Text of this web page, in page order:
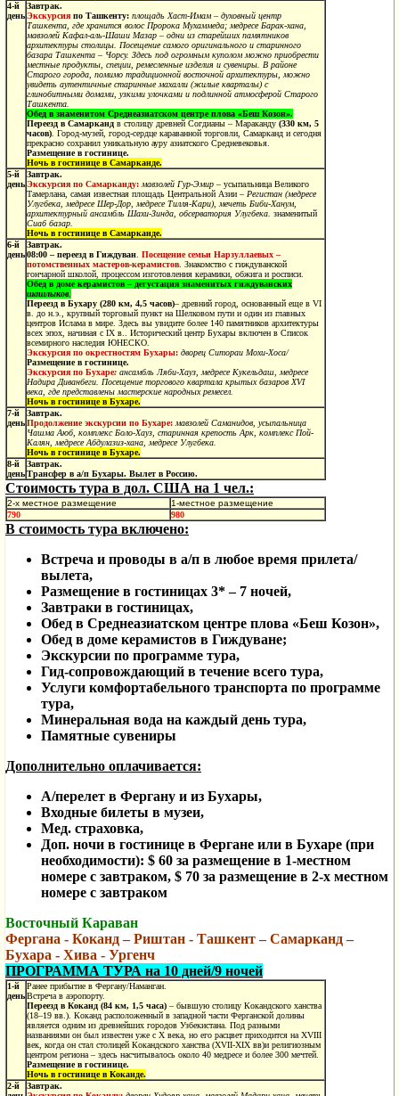
4-й
день
Завтрак.
Экскурсия по Ташкенту: площадь Хаст-Имам – духовный центр
Ташкента, где хранится волос Пророка Мухаммеда; медресе Барак-хана,
мавзолей Кафал-аль-Шаши Мазар – одни из старейших памятников
архитектуры столицы. Посещение самого оригинального и старинного
базара Ташкента – Чорсу. Здесь под огромным куполом можно приобрести
местные продукты, специи, ремесленные изделия и сувениры. В районе
Старого города, помимо традиционной восточной архитектуры, можно
увидеть аутентичные старинные махалли (жилые кварталы) с
глинобитными домами, узкими улочками и подлинной атмосферой Старого
Ташкента.
Обед в знаменитом Среднеазиатском центре плова «Беш Козон».
Переезд в Самарканд в столицу древней Согдианы – Мараканду (330 км, 5
часов) . Город-музей, город-сердце караванной торговли, Самарканд и сегодня
прекрасно сохранил уникальную ауру азиатского Средневековья.
Размещение в гостинице.
Ночь в гостинице в Самарканде.
5-й
день
Завтрак.
Экскурсия по Самарканду: мавзолей Гур-Эмир – усыпальница Великого
Тамерлана, самая известная площадь Центральной Азии – Регистан (медресе
Улугбека, медресе Шер-Дор, медресе Тилля-Кари), мечеть Биби-Ханум,
архитектурный ансамбль Шахи-Зинда, обсерватория Улугбека. знаменитый
Сиаб базар.
Ночь в гостинице в Самарканде.
6-й
день
Завтрак.
08:00 – переезд в Гиждуван Посещение семьи Нарзуллаевых –
потомственных мастеров-керамистов . Знакомство с гиждуванской
гончарной школой, процессом изготовления керамики, обжига и росписи.
Обед в доме керамистов – дегустация знаменитых гиждуванских
шашлыков
Переезд в Бухару (280 км, 4,5 часов)– древний город, основанный еще в VI
в. до н.э., крупный торговый пункт на Шелковом пути и один из главных
центров Ислама в мире. Здесь вы увидите более 140 памятников архитектуры
всех эпох, начиная с IX в.. Исторический центр Бухары включен в Список
всемирного наследия ЮНЕСКО.
Экскурсия по окрестностям Бухары: дворец Ситораи Мохи-Хоса/
Размещение в гостинице.
Экскурсия по Бухаре: ансамбль Ляби-Хауз, медресе Кукельдаш, медресе
Надира Диванбеги. Посещение торгового квартала крытых базаров XVI
века, где представлены мастерские народных ремесел.
Ночь в гостинице в Бухаре.
7-й
день
Завтрак.
Продолжение экскурсии по Бухаре: мавзолей Саманидов, усыпальница
Чашма Аюб, комплекс Боло-Хауз, старинная крепость Арк, комплекс Пой-
Калян, медресе Абдулазиз-хана, медресе Улугбека.
Ночь в гостинице в Бухаре.
8-й
день
Завтрак.
Трансфер в а/п Бухары. Вылет в Россию.
Стоимость тура в дол. США на 1 чел.:
2-х местное размещение
1-местное размещение
790
980
В стоимость тура включено:
Встреча и проводы в а/п в любое время прилета/
вылета,
Размещение в гостиницах 3* – 7 ночей,
Завтраки в гостиницах,
Обед в Среднеазиатском центре плова «Беш Козон»,
Обед в доме керамистов в Гиждуване;
Экскурсии по программе тура,
Гид-сопровождающий в течение всего тура,
Услуги комфортабельного транспорта по программе
тура,
Минеральная вода на каждый день тура,
Памятные сувениры
Дополнительно оплачивается:
А/перелет в Фергану и из Бухары,
Входные билеты в музеи,
Мед. страховка,
Доп. ночи в гостинице в Фергане или в Бухаре (при
необходимости): $ 60 за размещение в 1-местном
номере с завтраком, $ 70 за размещение в 2-х местном
номере с завтраком
Восточный Караван
Фергана - Коканд – Риштан - Ташкент – Самарканд –
Бухара - Хива - Ургенч
ПРОГРАММА ТУРА на 10 дней/9 ночей
1-й
день
Ранее прибытие в Фергану/Наманган.
Встреча в аэропорту.
Переезд в Коканд (84 км, 1,5 часа) – бывшую столицу Кокандского ханства
(18–19 вв.). Коканд расположенный в западной части Ферганской долины
является одним из древнейших городов Узбекистана. Под разными
названиями он был известен уже с X века, но его расцвет приходится на XVIII
век, когда он стал столицей Кокандского ханства (XVII-XIX вв)и религиозным
центром региона – здесь насчитывалось около 40 медресе и более 300 мечтей.
Размещение в гостинице.
Ночь в гостинице в Коканде.
2-й
Завтрак.